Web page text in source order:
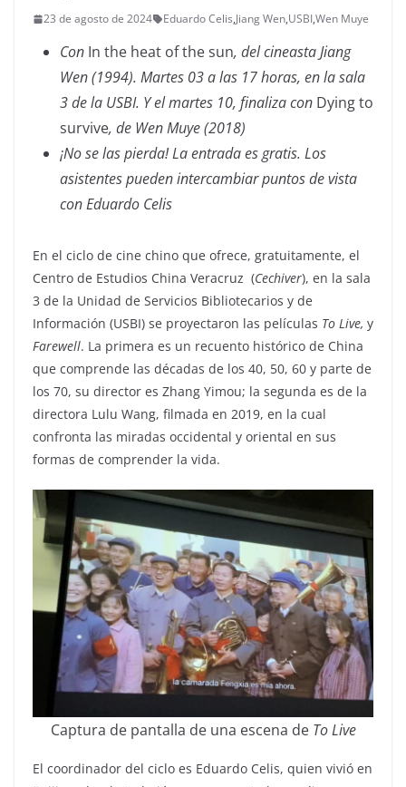
23 de agosto de 2024 Eduardo Celis,Jiang Wen,USBI,Wen Muye
Con In the heat of the sun, del cineasta Jiang
Wen (1994). Martes 03 a las 17 horas, en la sala
3 de la USBI. Y el martes 10, finaliza con Dying to
survive, de Wen Muye (2018)
¡No se las pierda! La entrada es gratis. Los
asistentes pueden intercambiar puntos de vista
con Eduardo Celis
En el ciclo de cine chino que ofrece, gratuitamente, el
Centro de Estudios China Veracruz (Cechiver), en la sala
3 de la Unidad de Servicios Bibliotecarios y de
Información (USBI) se proyectaron las películas To Live, y
Farewell. La primera es un recuento histórico de China
que comprende las décadas de los 40, 50, 60 y parte de
los 70, su director es Zhang Yimou; la segunda es de la
directora Lulu Wang, filmada en 2019, en la cual
confronta las miradas occidental y oriental en sus
formas de comprender la vida.
Captura de pantalla de una escena de To Live
El coordinador del ciclo es Eduardo Celis, quien vivió en